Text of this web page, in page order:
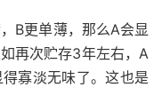
B更单薄，那么A会显
再次贮存3年左右，A
寡淡无味了。这也是